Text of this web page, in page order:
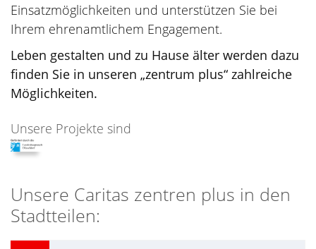
Einsatzmöglichkeiten und unterstützen Sie bei
Ihrem ehrenamtlichem Engagement.
Leben gestalten und zu Hause älter werden dazu
finden Sie in unseren „zentrum plus“ zahlreiche
Möglichkeiten.
Unsere Projekte sind
Unsere Caritas zentren plus in den
Stadtteilen: